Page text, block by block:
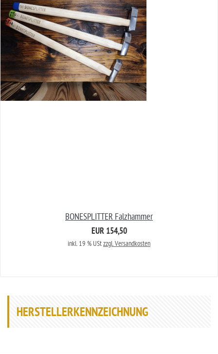
BONESPLITTER Falzhammer
EUR 154,50
inkl. 19 % UStzzgl. Versandkosten
HERSTELLERKENNZEICHNUNG